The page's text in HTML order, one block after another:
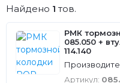
Найдено 1 тов.
РМК
085.050 +
114.140
Артикул: